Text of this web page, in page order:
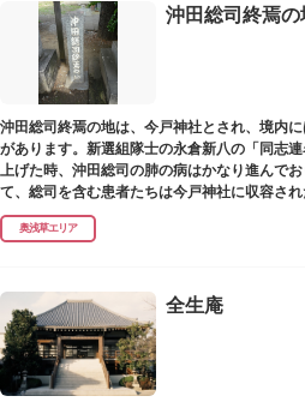
沖田総司終焉の
沖田総司終焉の地は、今戸神社とされ、境内
があります。新選組隊士の永倉新八の「同志
上げた時、沖田総司の肺の病はかなり進んで
て、総司を含む患者たちは今戸神社に収容され
奥浅草エリア
全生庵